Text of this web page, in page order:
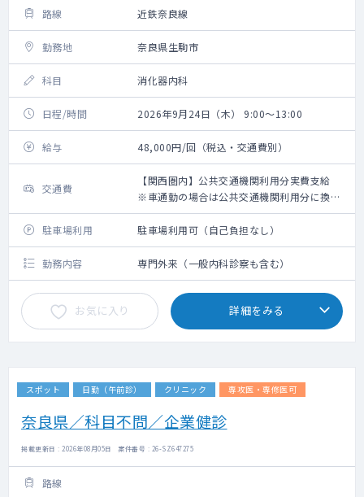
路線 近鉄奈良線
勤務地 奈良県生駒市
科目 消化器内科
日程/時間 2026年9月24日（木） 9:00～13:00
給与 48,000円/回（税込・交通費別）
交通費
【関西圏内】公共交通機関利用分実費支給
※車通勤の場合は公共交通機関利用分に換算
して支給（高速代は支給無し）【関西圏外】
上限10,000円の支給
駐車場利用 駐車場利用可（自己負担なし）
勤務内容 専門外来（一般内科診察も含む）
お気に入り 詳細をみる
スポット 日勤（午前診） クリニック 専攻医・専修医可
奈良県／科目不問／企業健診
掲載更新日 : 2026年08月05日 案件番号 : 26-SZ647275
路線